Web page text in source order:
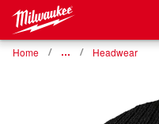
Home … Headwear